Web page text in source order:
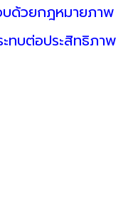
บด้วยกฎหมายภาพ
ทบต่อประสิทธิภาพ